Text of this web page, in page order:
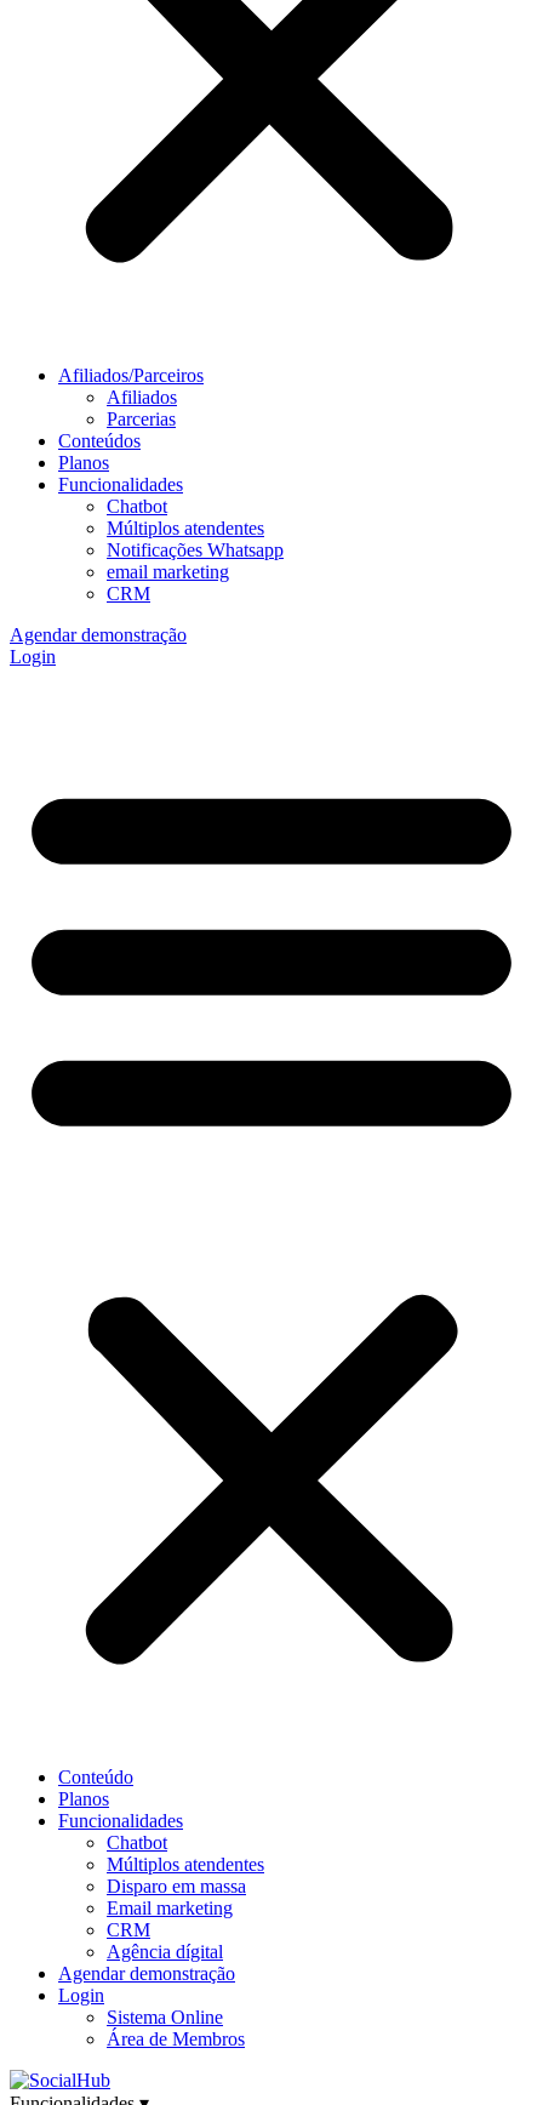
Afiliados/Parceiros
Afiliados
Parcerias
Conteúdos
Planos
Funcionalidades
Chatbot
Múltiplos atendentes
Notificações Whatsapp
email marketing
CRM
Agendar demonstração
Login
Conteúdo
Planos
Funcionalidades
Chatbot
Múltiplos atendentes
Disparo em massa
Email marketing
CRM
Agência dígital
Agendar demonstração
Login
Sistema Online
Área de Membros